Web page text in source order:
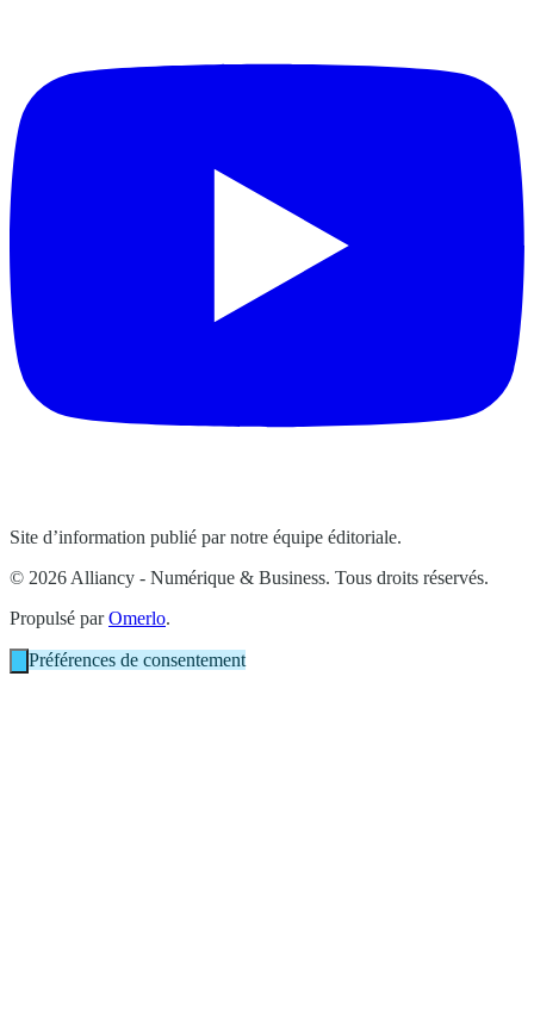
Site d’information publié par notre équipe éditoriale.
© 2026 Alliancy - Numérique & Business. Tous droits réservés.
Propulsé parOmerlo.
Préférences de consentement